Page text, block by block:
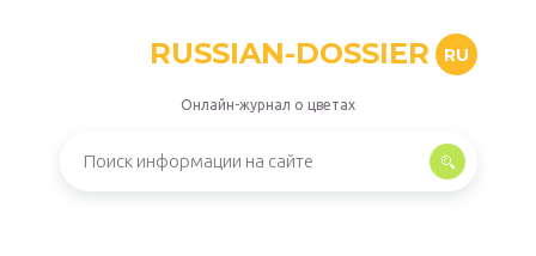
RUSSIAN-DOSSIER RU
Онлайн-журнал о цветах